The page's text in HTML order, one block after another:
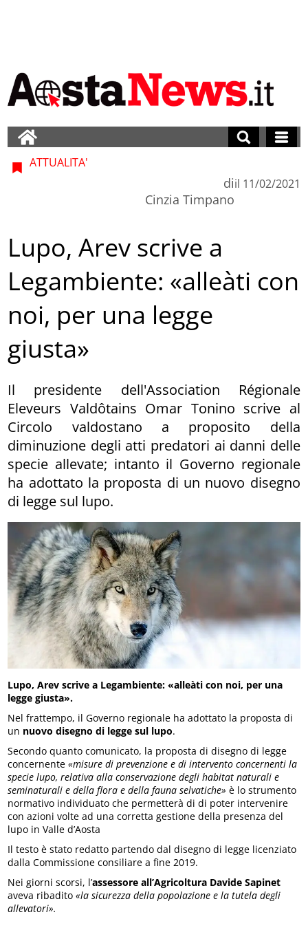
ATTUALITA'
di
Cinzia Timpano
il 11/02/2021
Lupo, Arev scrive a
Legambiente: «alleàti con
noi, per una legge
giusta»
Il presidente dell'Association Régionale
Eleveurs Valdôtains Omar Tonino scrive al
Circolo valdostano a proposito della
diminuzione degli atti predatori ai danni delle
specie allevate; intanto il Governo regionale
ha adottato la proposta di un nuovo disegno
di legge sul lupo.
Lupo, Arev scrive a Legambiente: «alleàti con noi, per una
legge giusta».
Nel frattempo, il Governo regionale ha adottato la proposta di
un nuovo disegno di legge sul lupo.
Secondo quanto comunicato, la proposta di disegno di legge
concernente«misure di prevenzione e di intervento concernenti la
specie lupo, relativa alla conservazione degli habitat naturali e
seminaturali e della flora e della fauna selvatiche» è lo strumento
normativo individuato che permetterà di di poter intervenire
con azioni volte ad una corretta gestione della presenza del
lupo in Valle d’Aosta
Il testo è stato redatto partendo dal disegno di legge licenziato
dalla Commissione consiliare a fine 2019.
Nei giorni scorsi, l’assessore all’Agricoltura Davide Sapinet
aveva ribadito«la sicurezza della popolazione e la tutela degli
allevatori».